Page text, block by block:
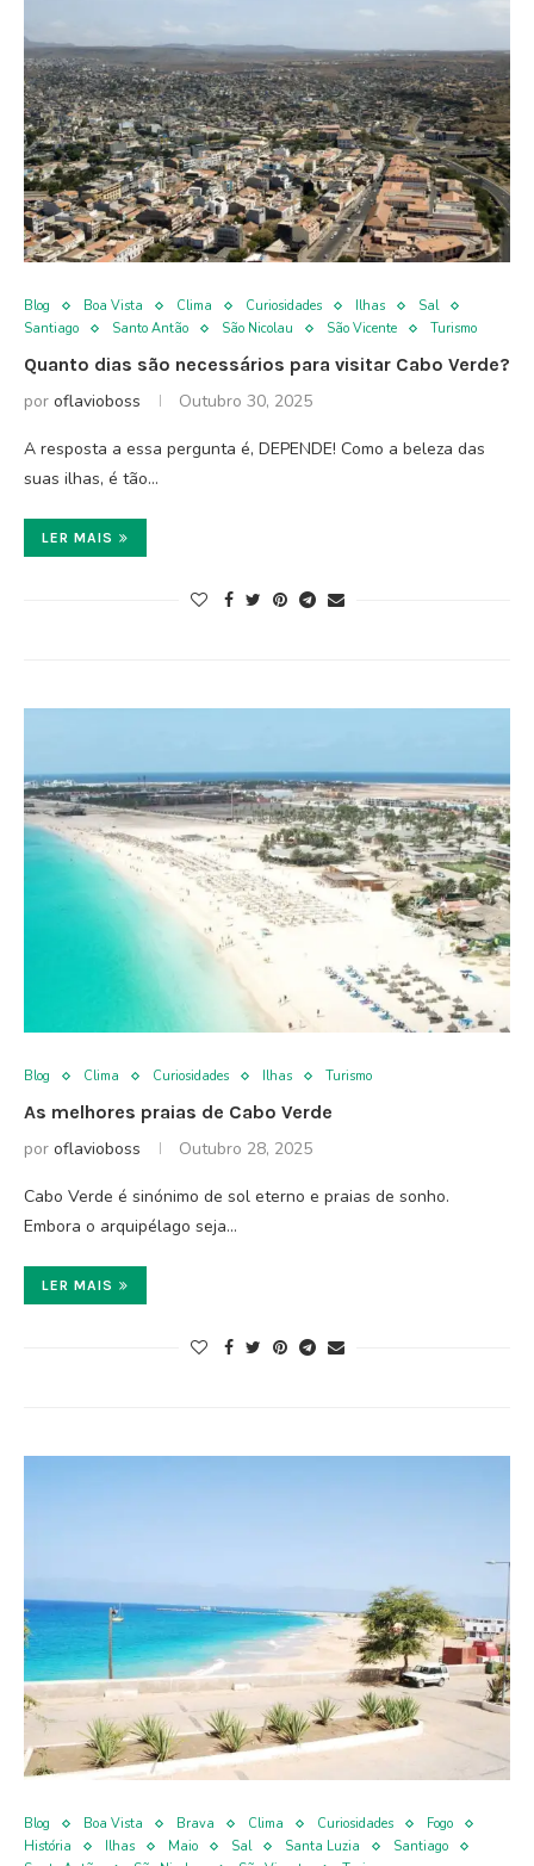
Blog Boa Vista Clima Curiosidades Ilhas
Sal
Santiago
Santo Antão São Nicolau São Vicente Turismo
Quanto dias são necessários para visitar Cabo Verde?
por oflavioboss Outubro 30, 2025
A resposta a essa pergunta é, DEPENDE! Como a beleza das
suas ilhas, é tão…
LER MAIS
Blog Clima Curiosidades Ilhas Turismo
As melhores praias de Cabo Verde
por oflavioboss Outubro 28, 2025
Cabo Verde é sinónimo de sol eterno e praias de sonho.
Embora o arquipélago seja…
LER MAIS
Blog Boa Vista Brava Clima Curiosidades
Fogo
História
Ilhas Maio Sal Santa Luzia
Santiago